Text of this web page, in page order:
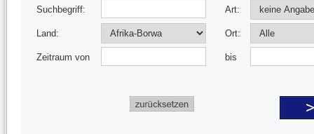
Suchbegriff: Art:
Land: Ort:
Zeitraum von bis